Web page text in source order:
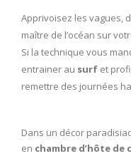
Apprivoisez les vagues,
maître de l’océan sur
Si la technique vous
entrainer au surf et
remettre des journées
Dans un décor
en chambre d’hôte de